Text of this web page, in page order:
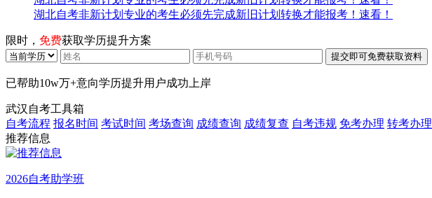
湖北自考非新计划专业的考生必须先完成新旧计划转换才能报考！速看！
限时， 免费获取学历提升方案
已帮助10w万+意向学历提升用户成功上岸
武汉自考工具箱
自考流程 报名时间 考试时间 考场查询 成绩查询 成绩复查 自考违规 免考办理 转考办理
推荐信息
2026自考助学班